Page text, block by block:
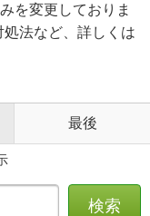
を変更しておりま
法など、詳しくは
最後
検索